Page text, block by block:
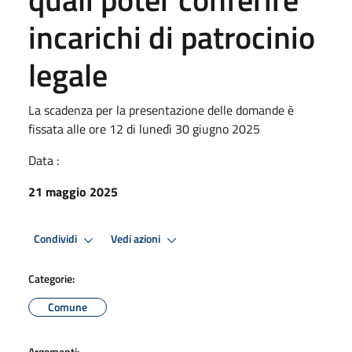
incarichi di patrocinio
legale
La scadenza per la presentazione delle domande è
fissata alle ore 12 di lunedì 30 giugno 2025
Data :
21 maggio 2025
Condividi Vedi azioni
Categorie:
Comune